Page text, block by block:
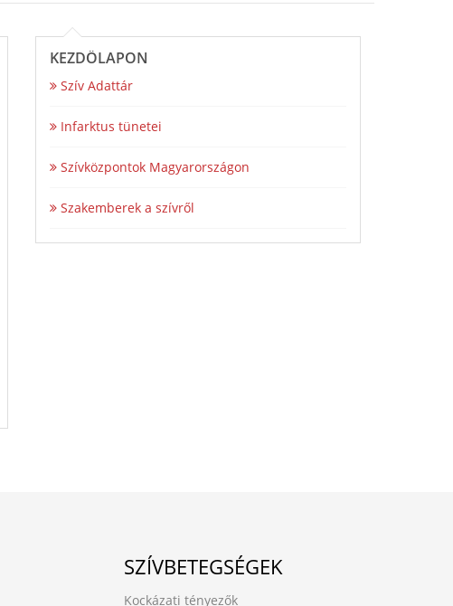
KEZDŐLAPON
Szív Adattár
Infarktus tünetei
Szívközpontok Magyarországon
Szakemberek a szívről
SZÍVBETEGSÉGEK
Kockázati tényezők